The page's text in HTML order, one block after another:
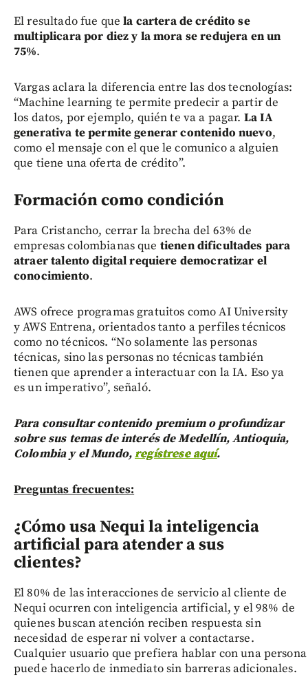
El resultado fue quela cartera de crédito se
multiplicara por diez y la mora se redujera en un
75%.
Vargas aclara la diferencia entre las dos tecnologías:
“Machine learning te permite predecir a partir de
los datos, por ejemplo, quién te va a pagar. La IA
generativa te permite generar contenido nuevo,
como el mensaje con el que le comunico a alguien
que tiene una oferta de crédito”.
Formación como condición
Para Cristancho, cerrar la brecha del 63% de
empresas colombianas que tienen dificultades para
atraer talento digital requiere democratizar el
conocimiento.
AWS ofrece programas gratuitos como AI University
y AWS Entrena, orientados tanto a perfiles técnicos
como no técnicos. “No solamente las personas
técnicas, sino las personas no técnicas también
tienen que aprender a interactuar con la IA. Eso ya
es un imperativo”, señaló.
Para consultar contenido premium o profundizar
sobre sus temas de interés de Medellín, Antioquia,
Colombia y el Mundo,regístrese aquí.
Preguntas frecuentes:
¿Cómo usa Nequi la inteligencia
artificial para atender a sus
clientes?
El 80% de las interacciones de servicio al cliente de
Nequi ocurren con inteligencia artificial, y el 98% de
quienes buscan atención reciben respuesta sin
necesidad de esperar ni volver a contactarse.
Cualquier usuario que prefiera hablar con una persona
puede hacerlo de inmediato sin barreras adicionales.